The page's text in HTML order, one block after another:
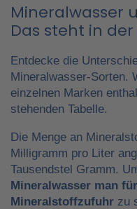
Mineralwasser
Das steht in
Entdecke die
Mineralwasser-Sorten.
einzelnen Marken
stehenden Tabelle.
Die Menge an
Milligramm pro Liter
Tausendstel Gramm.
Mineralwasser man
Mineralstoffzufuhr zu